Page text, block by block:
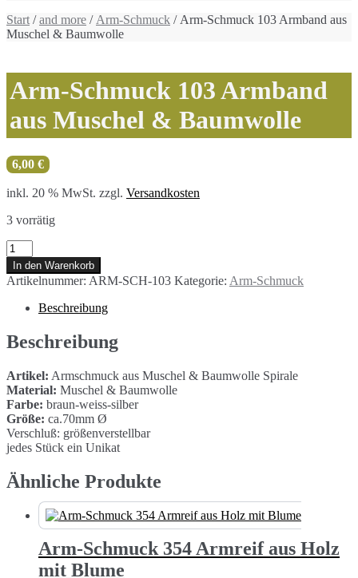
Start /and more / Arm-Schmuck / Arm-Schmuck 103 Armband aus
Muschel & Baumwolle
Arm-Schmuck 103 Armband
aus Muschel & Baumwolle
6,00 €
inkl. 20 % MwSt. zzgl. Versandkosten
3 vorrätig
Arm-
Schmuck
103
Armband
Muschel
&
Baumwolle
In den Warenkorb
Artikelnummer: ARM-SCH-103 Kategorie: Arm-Schmuck
Beschreibung
Beschreibung
Artikel: Armschmuck aus Muschel & Baumwolle Spirale
Material: Muschel & Baumwolle
Farbe: braun-weiss-silber
Größe: ca.70mm Ø
Verschluß: größenverstellbar
jedes Stück ein Unikat
Ähnliche Produkte
Arm-Schmuck 354 Armreif aus Holz
mit Blume